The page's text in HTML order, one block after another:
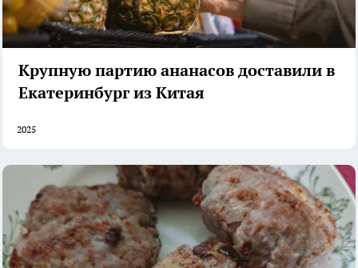
Крупную партию ананасов доставили в
Екатеринбург из Китая
2025